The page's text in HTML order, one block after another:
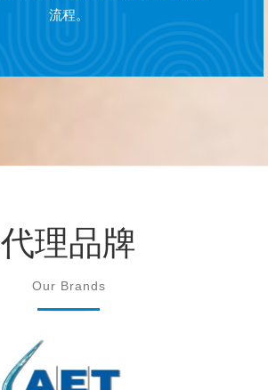
流程。
代理品牌
Our Brands